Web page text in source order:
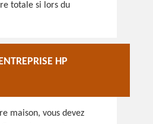
totale si lors du
HP
maison, vous devez